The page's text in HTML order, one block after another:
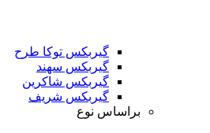
گیربکس توکا طرح
گیربکس سهند
گیربکس شاکرین
گیربکس شریف
براساس نوع